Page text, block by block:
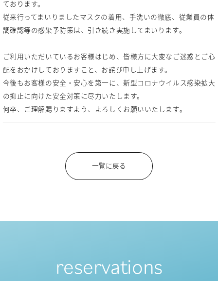
ております。
従来行ってまいりましたマスクの着用、手洗いの徹底、従業員の体
調確認等の感染予防策は、引き続き実施してまいります。
ご利用いただいているお客様はじめ、皆様方に大変なご迷惑とご心
配をおかけしておりますこと、お詫び申し上げます。
今後もお客様の安全・安心を第一に、新型コロナウイルス感染拡大
の抑止に向けた安全対策に尽力いたします。
何卒、ご理解賜りますよう、よろしくお願いいたします。
一覧に戻る
reservations